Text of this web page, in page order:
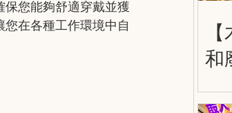
您能夠舒適穿戴並獲
在各種工作環境中自
和